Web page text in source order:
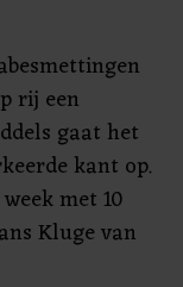
rij een
gaat het
kant op.
met 10
Kluge van